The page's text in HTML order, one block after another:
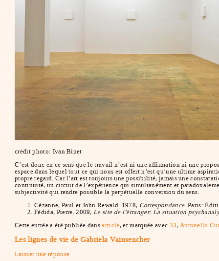
crédit photo: Ivan Binet
C’est donc en ce sens que le travail n’est ni une affirmation ni une
espace dans lequel tout ce qui nous est offert n’est qu’une ultime
propre regard. Car l’art est toujours une possibilité, jamais une
continuité, un circuit de l’expérience qui simultanément et
subjectivité qui rendre possible la perpétuelle conversion du sens.
Cézanne, Paul et John Rewald. 1978, Correspondance. Paris:
Fédida, Pierre. 2009, Le site de l’étranger: La situation
Cette entrée a été publiée dansarticle, et marquée avec 33, Antonello
Les lignes de vie de Gabriela Vainsencher
Laisser une réponse